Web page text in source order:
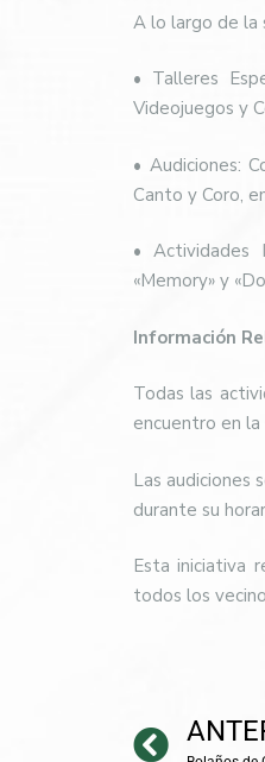
A lo largo de la
• Talleres
Videojuegos y
• Audiciones:
Canto y Coro,
• Actividades
«Memory» y
Información
Todas las
encuentro en la
Las audiciones
durante su
Esta iniciativa
todos los